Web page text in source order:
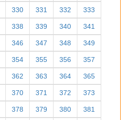
330 331 332 333
338 339 340 341
346 347 348 349
354 355 356 357
362 363 364 365
370 371 372 373
378 379 380 381